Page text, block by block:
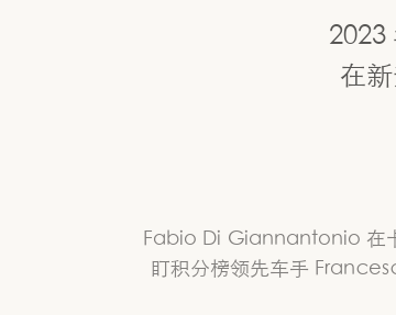
2023
在
Fabio Di Giannantonio 在
盯积分榜领先车手